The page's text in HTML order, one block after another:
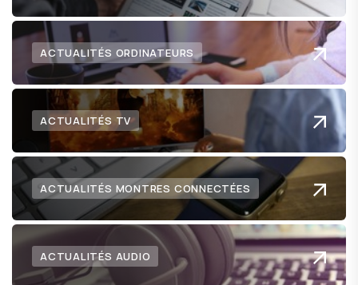
ACTUALITÉS ORDINATEURS
ACTUALITÉS TV
ACTUALITÉS MONTRES CONNECTÉES
ACTUALITÉS AUDIO